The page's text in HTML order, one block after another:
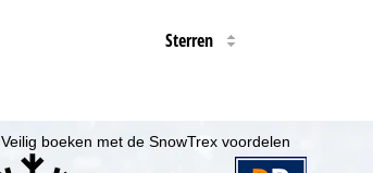
Sterren
Veilig boeken met de SnowTrex voordelen